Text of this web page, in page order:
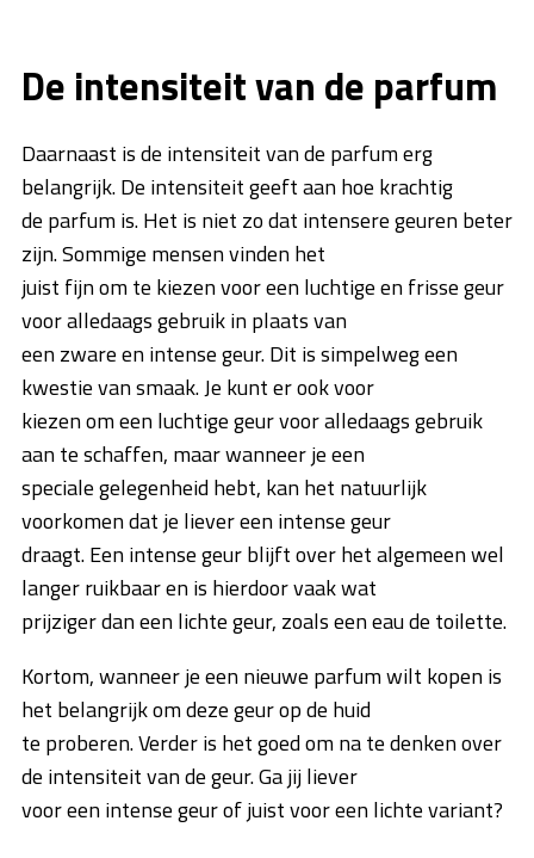
De intensiteit van de parfum
Daarnaast is de intensiteit van de parfum erg
belangrijk. De intensiteit geeft aan hoe krachtig
de parfum is. Het is niet zo dat intensere geuren beter
zijn. Sommige mensen vinden het
juist fijn om te kiezen voor een luchtige en frisse geur
voor alledaags gebruik in plaats van
een zware en intense geur. Dit is simpelweg een
kwestie van smaak. Je kunt er ook voor
kiezen om een luchtige geur voor alledaags gebruik
aan te schaffen, maar wanneer je een
speciale gelegenheid hebt, kan het natuurlijk
voorkomen dat je liever een intense geur
draagt. Een intense geur blijft over het algemeen wel
langer ruikbaar en is hierdoor vaak wat
prijziger dan een lichte geur, zoals een eau de toilette.
Kortom, wanneer je een nieuwe parfum wilt kopen is
het belangrijk om deze geur op de huid
te proberen. Verder is het goed om na te denken over
de intensiteit van de geur. Ga jij liever
voor een intense geur of juist voor een lichte variant?